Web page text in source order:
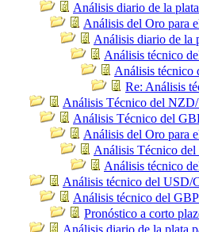
Análisis diario de la
Análisis del Oro para
Análisis diario de la
Análisis técnico
Análisis técnico
Re: Análisis
Análisis Técnico del
Análisis Técnico del
Análisis del Oro para
Análisis Técnico
Análisis técnico
Análisis técnico del USD/
Análisis técnico del
Pronóstico a corto
Análisis diario de la plata